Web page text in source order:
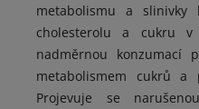
metabolismu a slinivky
cholesterolu a cukru v
nadměrnou konzumací
metabolismem cukrů a
Projevuje se